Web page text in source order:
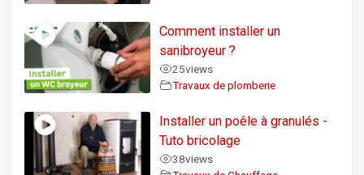
Comment installer un
sanibroyeur ?
25views
Travaux de plomberie
Installer un poêle à granulés -
Tuto bricolage
38views